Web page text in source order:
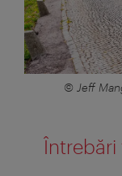
© Jeff
Întrebări